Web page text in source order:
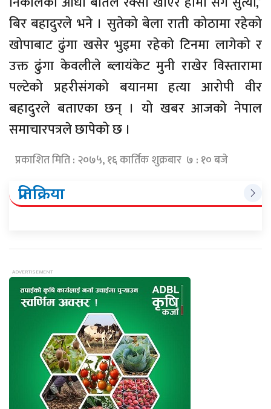
बिर बहादुरले भने । सुतेको बेला राती कोठामा रहेको
खोपाबाट ढुंगा खसेर भुइमा रहेको टिनमा लागेको र
उक्त ढुंगा केवलीले ब्लायंकेट मुनी राखेर विस्तारामा
पल्टेको प्रहरीसंगको बयानमा हत्या आरोपी वीर
बहादुरले बताएका छन् । यो खबर आजको नेपाल
समाचारपत्रले छापेको छ ।
प्रकाशित मिति : २०७५, १६ कार्तिक शुक्रबार ७ : १० बजे
प्रतिक्रिया